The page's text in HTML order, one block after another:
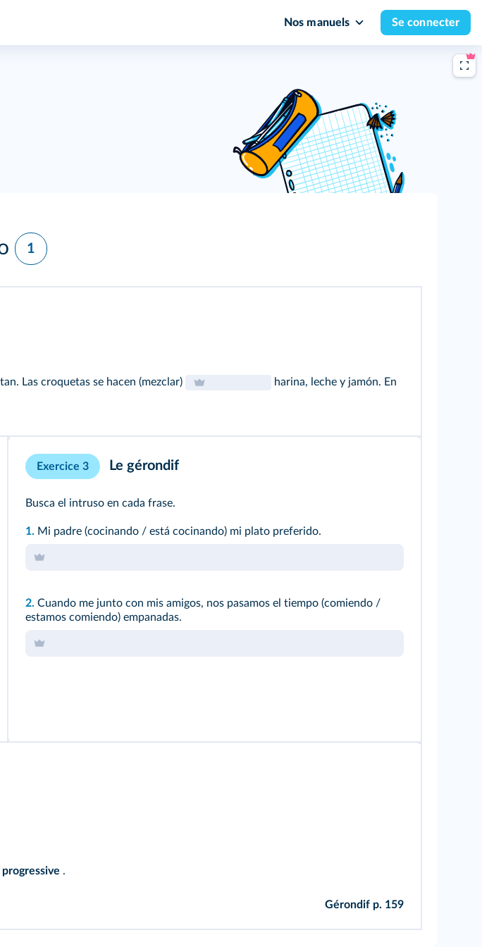
Nos manuels Se connecter
1
Las croquetas se hacen (mezclar)
harina, leche y jamón. En
Exercice 3 Le gérondif
Busca el intruso en cada frase.
1. Mi padre (cocinando / está cocinando) mi plato preferido.
2. Cuando me junto con mis amigos, nos pasamos el tiempo (comiendo /
estamos comiendo) empanadas.
progressive .
Gérondif p. 159